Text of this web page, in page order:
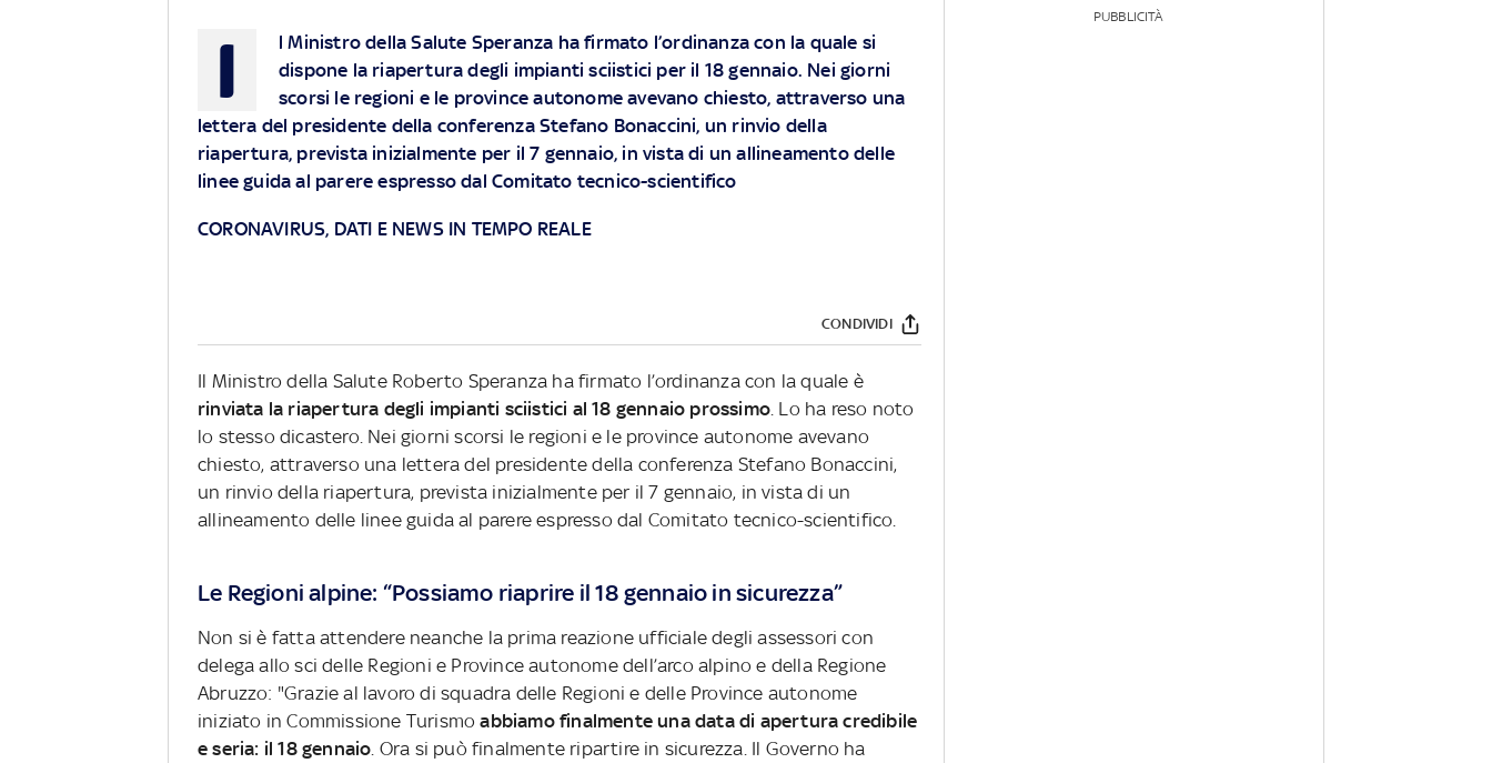
I
l Ministro della Salute Speranza ha firmato l’ordinanza con la quale si
dispone la riapertura degli impianti sciistici per il 18 gennaio. Nei giorni
scorsi le regioni e le province autonome avevano chiesto, attraverso una
lettera del presidente della conferenza Stefano Bonaccini, un rinvio della
riapertura, prevista inizialmente per il 7 gennaio, in vista di un allineamento delle
linee guida al parere espresso dal Comitato tecnico-scientifico
CORONAVIRUS, DATI E NEWS IN TEMPO REALE
CONDIVIDI
Il Ministro della Salute Roberto Speranza ha firmato l’ordinanza con la quale è
rinviata la riapertura degli impianti sciistici al 18 gennaio prossimo. Lo ha reso noto
lo stesso dicastero. Nei giorni scorsi le regioni e le province autonome avevano
chiesto, attraverso una lettera del presidente della conferenza Stefano Bonaccini,
un rinvio della riapertura, prevista inizialmente per il 7 gennaio, in vista di un
allineamento delle linee guida al parere espresso dal Comitato tecnico-scientifico.
Le Regioni alpine: “Possiamo riaprire il 18 gennaio in sicurezza”
Non si è fatta attendere neanche la prima reazione ufficiale degli assessori con
delega allo sci delle Regioni e Province autonome dell’arco alpino e della Regione
Abruzzo: "Grazie al lavoro di squadra delle Regioni e delle Province autonome
iniziato in Commissione Turismoabbiamo finalmente una data di apertura credibile
e seria: il 18 gennaio . Ora si può finalmente ripartire in sicurezza. Il Governo ha
PUBBLICITÀ